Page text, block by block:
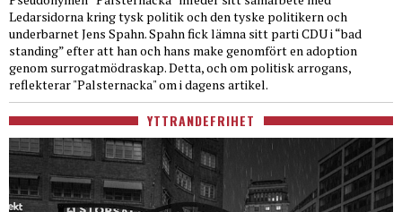
Ledarsidorna kring tysk politik och den tyske politikern och
underbarnet Jens Spahn. Spahn fick lämna sitt parti CDU i “bad
standing” efter att han och hans make genomfört en adoption
genom surrogatmödraskap. Detta, och om politisk arrogans,
reflekterar "Palsternacka" om i dagens artikel.
YTTRANDEFRIHET